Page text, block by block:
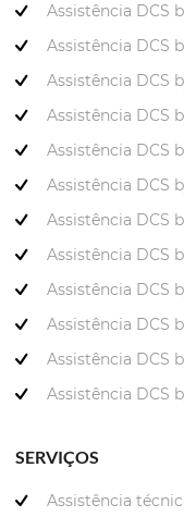
Assistência DCS
Assistência DCS
Assistência DCS
Assistência DCS
Assistência DCS
Assistência DCS
Assistência DCS
Assistência DCS
Assistência DCS
Assistência DCS
Assistência DCS
Assistência DCS
SERVIÇOS
Assistência